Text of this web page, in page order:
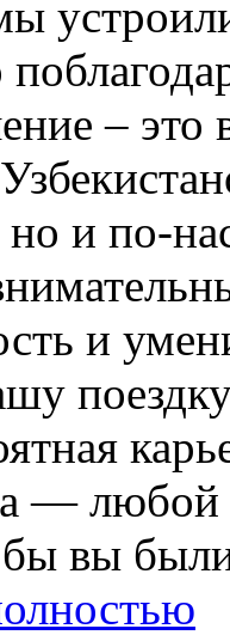
–
и по-
и
—
бы вы